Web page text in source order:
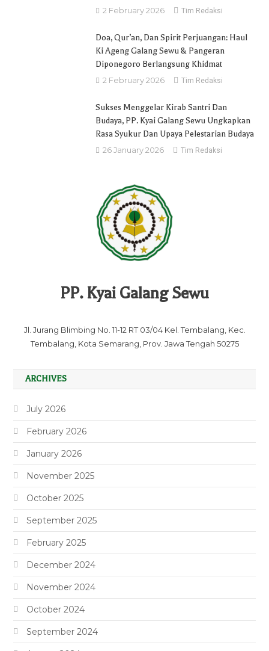
2 February 2026 Tim Redaksi
Doa, Qur’an, Dan Spirit Perjuangan: Haul
Ki Ageng Galang Sewu & Pangeran
Diponegoro Berlangsung Khidmat
2 February 2026 Tim Redaksi
Sukses Menggelar Kirab Santri Dan
Budaya, PP. Kyai Galang Sewu Ungkapkan
Rasa Syukur Dan Upaya Pelestarian Budaya
26 January 2026 Tim Redaksi
PP. Kyai Galang Sewu
Jl. Jurang Blimbing No. 11-12 RT 03/04 Kel. Tembalang, Kec.
Tembalang, Kota Semarang, Prov. Jawa Tengah 50275
ARCHIVES
July 2026
February 2026
January 2026
November 2025
October 2025
September 2025
February 2025
December 2024
November 2024
October 2024
September 2024